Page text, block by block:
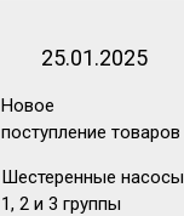
25.01.2025
Новое
поступление товаров
Шестеренные насосы
1, 2 и 3 группы